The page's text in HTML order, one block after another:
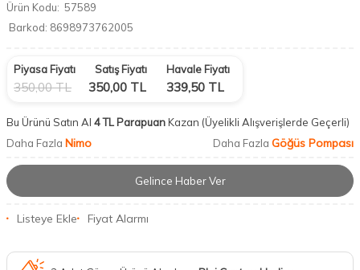
Ürün Kodu: 57589
Barkod: 8698973762005
Piyasa Fiyatı
350,00TL
Satış Fiyatı
350,00 TL
Havale Fiyatı
339,50 TL
Bu Ürünü Satın Al 4 TL ParapuanKazan (Üyelikli Alışverişlerde Geçerli)
Daha Fazla Nimo Daha Fazla Göğüs Pompası
Gelince Haber Ver
Listeye Ekle Fiyat Alarmı